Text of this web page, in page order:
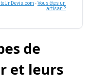
-Vous êtes un
artisan ?
de
et leurs